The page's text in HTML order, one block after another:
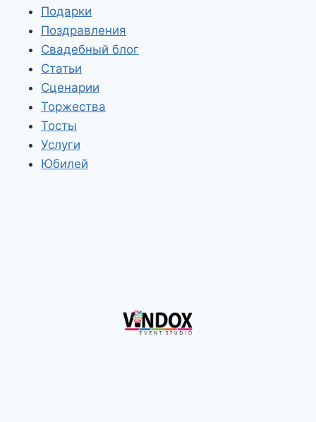
Подарки
Поздравления
Свадебный блог
Статьи
Сценарии
Торжества
Тосты
Услуги
Юбилей